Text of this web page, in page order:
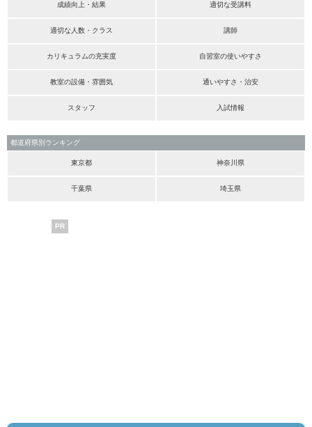
成績向上・結果 適切な受講料
適切な人数・クラス 講師
カリキュラムの充実度 自習室の使いやすさ
教室の設備・雰囲気 通いやすさ・治安
スタッフ 入試情報
都道府県別ランキング
東京都 神奈川県
千葉県 埼玉県
PR